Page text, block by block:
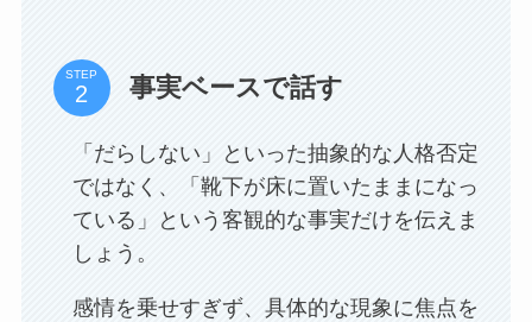
STEP 事実ベースで話す
「だらしない」といった抽象的な人格否定
ではなく、「靴下が床に置いたままになっ
ている」という客観的な事実だけを伝えま
しょう。
感情を乗せすぎず、具体的な現象に焦点を